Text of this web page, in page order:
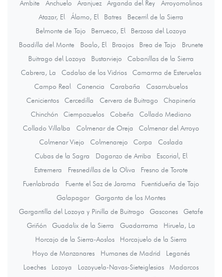
Ambite
Anchuelo Aranjuez Arganda del Rey
Arroyomolinos
Atazar, El
Álamo, El Batres
Becerril de la Sierra
Belmonte de Tajo
Berrueco, El
Berzosa del Lozoya
Boadilla del Monte
Boalo, El Braojos Brea de Tajo
Brunete
Buitrago del Lozoya
Bustarviejo
Cabanillas de la Sierra
Cabrera, La
Cadalso de los Vidrios
Camarma de Esteruelas
Campo Real
Canencia Carabaña
Casarrubuelos
Cenicientos
Cercedilla Cervera de Buitrago
Chapinería
Chinchón
Ciempozuelos Cobeña
Collado Mediano
Collado Villalba
Colmenar de Oreja
Colmenar del Arroyo
Colmenar Viejo
Colmenarejo Corpa
Coslada
Cubas de la Sagra
Daganzo de Arriba
Escorial, El
Estremera
Fresnedillas de la Oliva
Fresno de Torote
Fuenlabrada
Fuente el Saz de Jarama
Fuentidueña de Tajo
Galapagar
Garganta de los Montes
Gargantilla del Lozoya y Pinilla de Buitrago
Gascones
Getafe
Griñón
Guadalix de la Sierra Guadarrama
Hiruela, La
Horcajo de la Sierra-Aoslos
Horcajuelo de la Sierra
Hoyo de Manzanares
Humanes de Madrid
Leganés
Loeches
Lozoya Lozoyuela-Navas-Sieteiglesias
Madarcos